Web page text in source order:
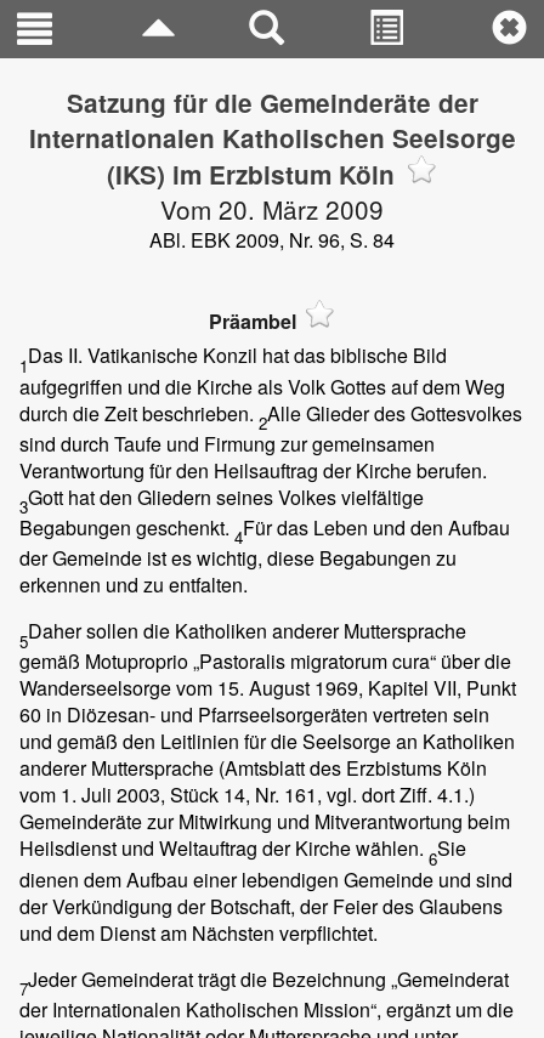
Satzung für die Gemeinderäte der
Internationalen Katholischen Seelsorge
(IKS) im Erzbistum Köln
Vom 20. März 2009
ABl. EBK 2009, Nr. 96, S. 84
Präambel
1Das II. Vatikanische Konzil hat das biblische Bild
aufgegriffen und die Kirche als Volk Gottes auf dem Weg
durch die Zeit beschrieben. 2Alle Glieder des Gottesvolkes
sind durch Taufe und Firmung zur gemeinsamen
Verantwortung für den Heilsauftrag der Kirche berufen.
3Gott hat den Gliedern seines Volkes vielfältige
Begabungen geschenkt. 4Für das Leben und den Aufbau
der Gemeinde ist es wichtig, diese Begabungen zu
erkennen und zu entfalten.
5Daher sollen die Katholiken anderer Muttersprache
gemäß Motuproprio „Pastoralis migratorum cura“ über die
Wanderseelsorge vom 15. August 1969, Kapitel VII, Punkt
60 in Diözesan- und Pfarrseelsorgeräten vertreten sein
und gemäß den Leitlinien für die Seelsorge an Katholiken
anderer Muttersprache (Amtsblatt des Erzbistums Köln
vom 1. Juli 2003, Stück 14, Nr. 161, vgl. dort Ziff. 4.1.)
Gemeinderäte zur Mitwirkung und Mitverantwortung beim
Heilsdienst und Weltauftrag der Kirche wählen. 6Sie
dienen dem Aufbau einer lebendigen Gemeinde und sind
der Verkündigung der Botschaft, der Feier des Glaubens
und dem Dienst am Nächsten verpflichtet.
7Jeder Gemeinderat trägt die Bezeichnung „Gemeinderat
der Internationalen Katholischen Mission“, ergänzt um die